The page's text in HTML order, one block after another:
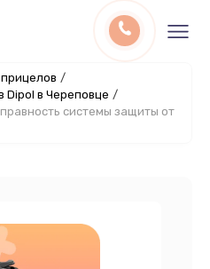
/
Dipol в Череповце /
системы защиты от